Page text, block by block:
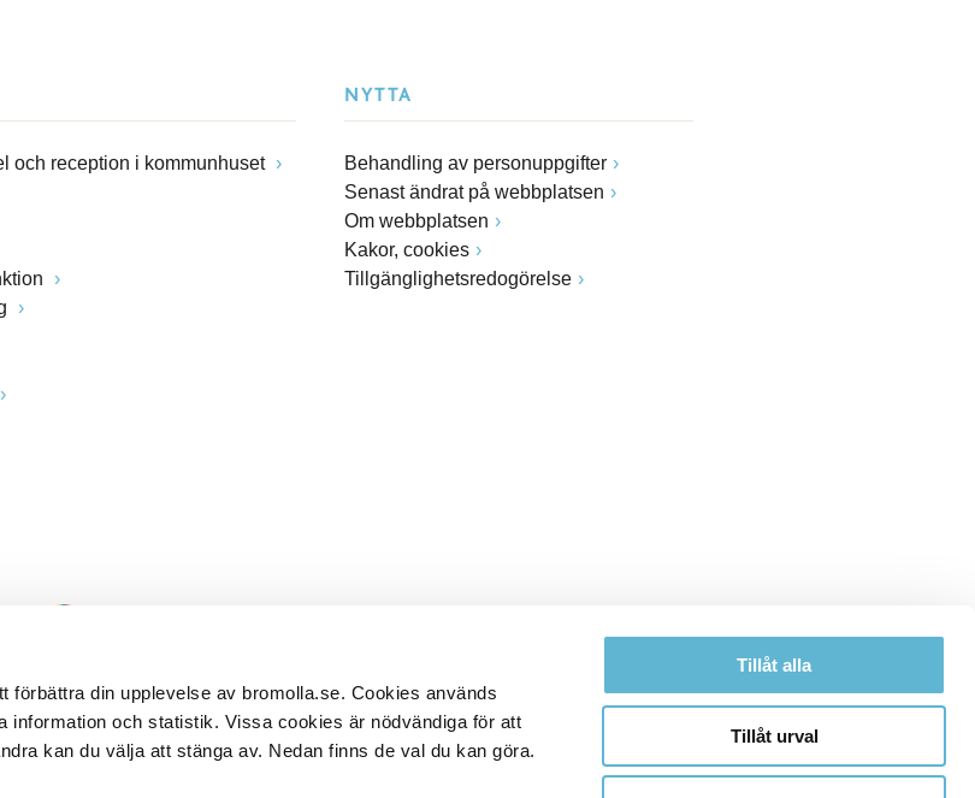
förbättra din upplevelse av bromolla.se. Cookies används
information och statistik. Vissa cookies är nödvändiga för att
kan du välja att stänga av. Nedan finns de val du kan göra.
Tillåt alla
Tillåt urval
och reception i kommunhuset
NYTTA
Behandling av personuppgifter
Senast ändrat på webbplatsen
Om webbplatsen
Kakor, cookies
Tillgänglighetsredogörelse